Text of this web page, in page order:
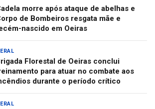
morre após ataque de abelhas e
de Bombeiros resgata mãe e
nascido em Oeiras
Florestal de Oeiras conclui
para atuar no combate aos
durante o período crítico